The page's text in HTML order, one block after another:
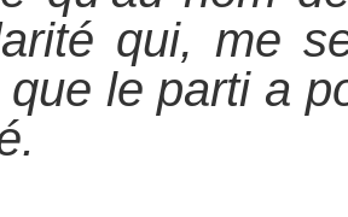
qui, me
que le parti a